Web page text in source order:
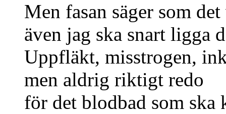
Men fasan säger som
även jag ska snart ligga
Uppfläkt, misstrogen,
men aldrig riktigt redo
för det blodbad som ska